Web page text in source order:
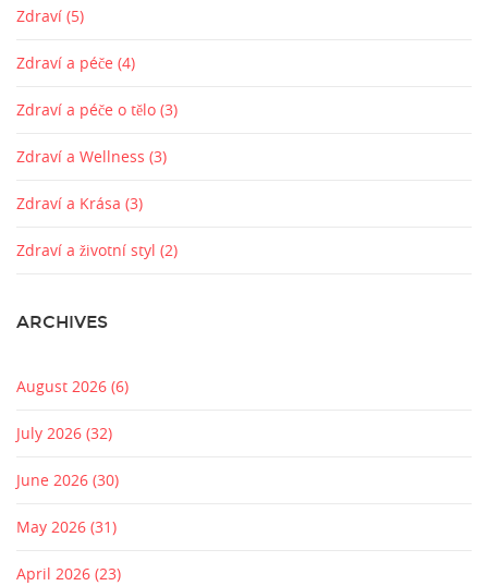
Zdraví (5)
Zdraví a péče (4)
Zdraví a péče o tělo (3)
Zdraví a Wellness (3)
Zdraví a Krása (3)
Zdraví a životní styl (2)
ARCHIVES
August 2026 (6)
July 2026 (32)
June 2026 (30)
May 2026 (31)
April 2026 (23)